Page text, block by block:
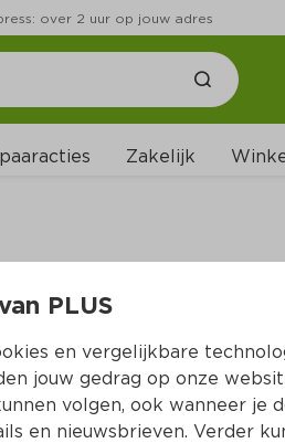
over 2 uur op jouw adres
Zakelijk
PLUS
en vergelijkbare
jouw gedrag op onze
volgen, ook wanneer je
en nieuwsbrieven. Verder